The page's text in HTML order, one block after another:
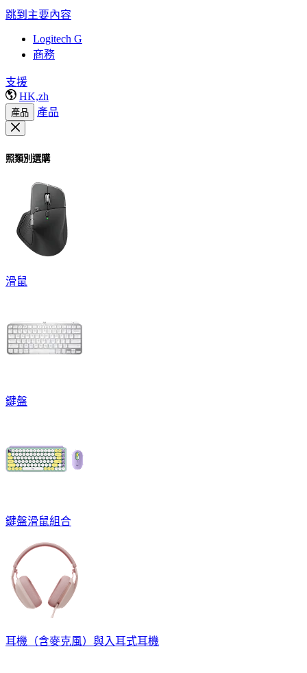
跳到主要內容
Logitech G
商務
支援
HK,zh
產品 產品
照類別選購
滑鼠
鍵盤
鍵盤滑鼠組合
耳機（含麥克風）與入耳式耳機